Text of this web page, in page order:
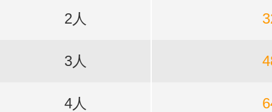
2人
3人
4人